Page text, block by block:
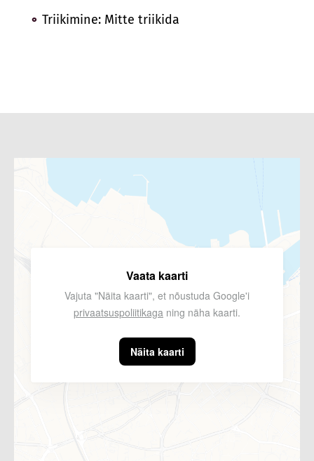
Triikimine: Mitte triikida
Vaata kaarti
Vajuta "Näita kaarti", et nõustuda Google'i
privaatsuspoliitikaga ning näha kaarti.
Näita kaarti